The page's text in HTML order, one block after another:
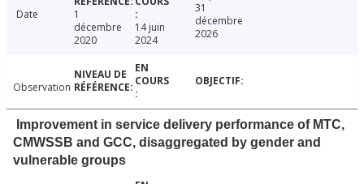
Date
1
décembre
2020
14 juin
2024
31
décembre
2026
Observation
Improvement in service delivery performance of MTC,
CMWSSB and GCC, disaggregated by gender and
vulnerable groups